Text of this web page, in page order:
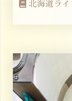
北海道ライ